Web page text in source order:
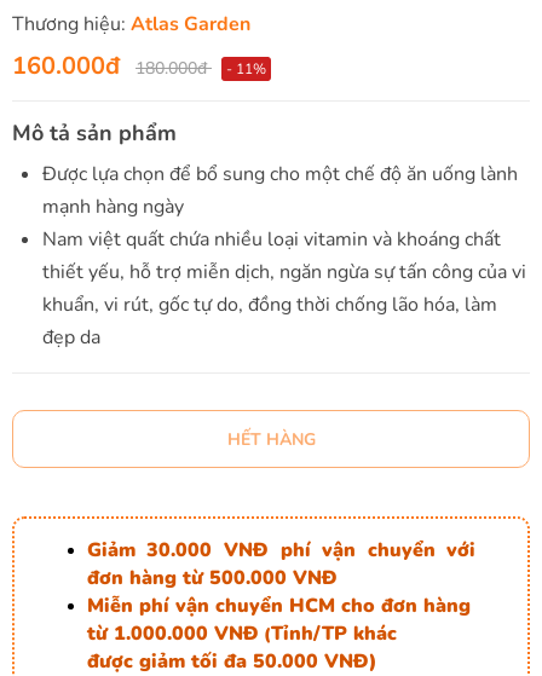
Thương hiệu: Atlas Garden
160.000đ 180.000đ - 11%
Mô tả sản phẩm
Được lựa chọn để bổ sung cho một chế độ ăn uống lành
mạnh hàng ngày
Nam việt quất chứa nhiều loại vitamin và khoáng chất
thiết yếu, hỗ trợ miễn dịch, ngăn ngừa sự tấn công của vi
khuẩn, vi rút, gốc tự do, đồng thời chống lão hóa, làm
đẹp da
HẾT HÀNG
Giảm 30.000 VNĐ phí vận chuyển với
đơn hàng từ 500.000 VNĐ
Miễn phí vận chuyển HCM cho đơn hàng
từ 1.000.000 VNĐ (Tỉnh/TP khác
được giảm tối đa 50.000 VNĐ)